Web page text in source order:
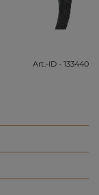
Art.-ID - 133440